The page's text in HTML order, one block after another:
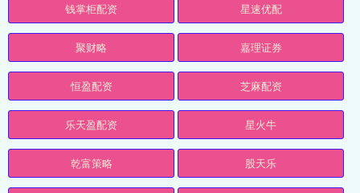
钱掌柜配资 星速优配
聚财略 嘉理证券
恒盈配资 芝麻配资
乐天盈配资 星火牛
乾富策略 股天乐